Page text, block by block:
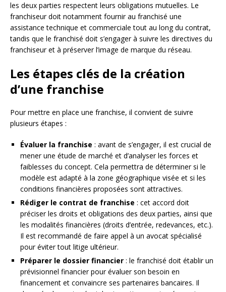
les deux parties respectent leurs obligations mutuelles. Le
franchiseur doit notamment fournir au franchisé une
assistance technique et commerciale tout au long du contrat,
tandis que le franchisé doit s’engager à suivre les directives du
franchiseur et à préserver l’image de marque du réseau.
Les étapes clés de la création
d’une franchise
Pour mettre en place une franchise, il convient de suivre
plusieurs étapes :
Évaluer la franchise : avant de s’engager, il est crucial de
mener une étude de marché et d’analyser les forces et
faiblesses du concept. Cela permettra de déterminer si le
modèle est adapté à la zone géographique visée et si les
conditions financières proposées sont attractives.
Rédiger le contrat de franchise : cet accord doit
préciser les droits et obligations des deux parties, ainsi que
les modalités financières (droits d’entrée, redevances, etc.).
Il est recommandé de faire appel à un avocat spécialisé
pour éviter tout litige ultérieur.
Préparer le dossier financier : le franchisé doit établir un
prévisionnel financier pour évaluer son besoin en
financement et convaincre ses partenaires bancaires. Il